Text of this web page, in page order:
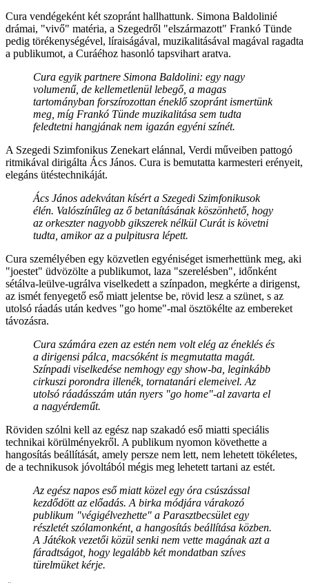
Cura vendégeként két szopránt hallhattunk. Simona Baldolinié
drámai, "vivő" matéria, a Szegedről "elszármazott" Frankó Tünde
pedig törékenységével, líraiságával, muzikalitásával magával ragadta
a publikumot, a Curáéhoz hasonló tapsvihart aratva.
Cura egyik partnere Simona Baldolini: egy nagy
volumenű, de kellemetlenül lebegő, a magas
tartományban forszírozottan éneklő szopránt ismertünk
meg, míg Frankó Tünde muzikalitása sem tudta
feledtetni hangjának nem igazán egyéni színét.
A Szegedi Szimfonikus Zenekart elánnal, Verdi műveiben pattogó
ritmikával dirigálta Ács János. Cura is bemutatta karmesteri erényeit,
elegáns ütéstechnikáját.
Ács János adekvátan kísért a Szegedi Szimfonikusok
élén. Valószínűleg az ő betanításának köszönhető, hogy
az orkeszter nagyobb gikszerek nélkül Curát is követni
tudta, amikor az a pulpitusra lépett.
Cura személyében egy közvetlen egyéniséget ismerhettünk meg, aki
"joestet" üdvözölte a publikumot, laza "szerelésben", időnként
sétálva-leülve-ugrálva viselkedett a színpadon, megkérte a dirigenst,
az ismét fenyegető eső miatt jelentse be, rövid lesz a szünet, s az
utolsó ráadás után kedves "go home"-mal ösztökélte az embereket
távozásra.
Cura számára ezen az estén nem volt elég az éneklés és
a dirigensi pálca, macsóként is megmutatta magát.
Színpadi viselkedése nemhogy egy show-ba, leginkább
cirkuszi porondra illenék, tornatanári elemeivel. Az
utolsó ráadásszám után nyers "go home"-al zavarta el
a nagyérdeműt.
Röviden szólni kell az egész nap szakadó eső miatti speciális
technikai körülményekről. A publikum nyomon követhette a
hangosítás beállítását, amely persze nem lett, nem lehetett tökéletes,
de a technikusok jóvoltából mégis meg lehetett tartani az estét.
Az egész napos eső miatt közel egy óra csúszással
kezdődött az előadás. A birka módjára várakozó
publikum "végigélvezhette" a Parasztbecsület egy
részletét szólamonként, a hangosítás beállítása közben.
A Játékok vezetői közül senki nem vette magának azt a
fáradtságot, hogy legalább két mondatban szíves
türelmüket kérje.